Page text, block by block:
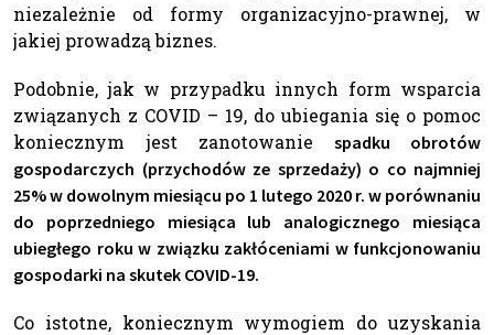
niezależnie od formy organizacyjno-prawnej, w
jakiej prowadzą biznes.
Podobnie, jak w przypadku innych form wsparcia
związanych z COVID – 19, do ubiegania się o pomoc
koniecznym jest zanotowanie spadku obrotów
gospodarczych (przychodów ze sprzedaży) o co najmniej
25% w dowolnym miesiącu po 1 lutego 2020 r. w porównaniu
do poprzedniego miesiąca lub analogicznego miesiąca
ubiegłego roku w związku zakłóceniami w funkcjonowaniu
gospodarki na skutek COVID-19.
Co istotne, koniecznym wymogiem do uzyskania